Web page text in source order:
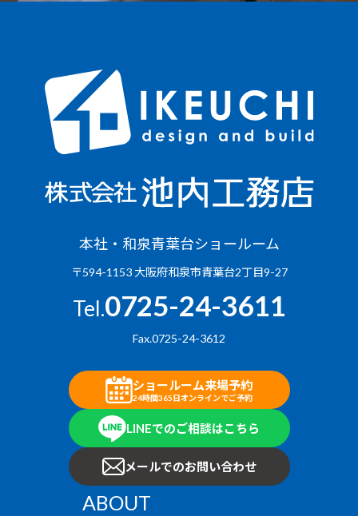
本社・和泉青葉台ショールーム
〒594-1153 大阪府和泉市青葉台2丁目9-27
Tel.0725-24-3611
Fax.0725-24-3612
ショールーム来場予約
24時間365日オンラインでご予約
LINEでのご相談はこちら
メールでのお問い合わせ
ABOUT